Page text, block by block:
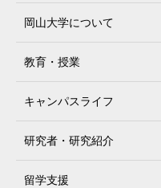
岡山大学について
教育・授業
キャンパスライフ
研究者・研究紹介
留学支援